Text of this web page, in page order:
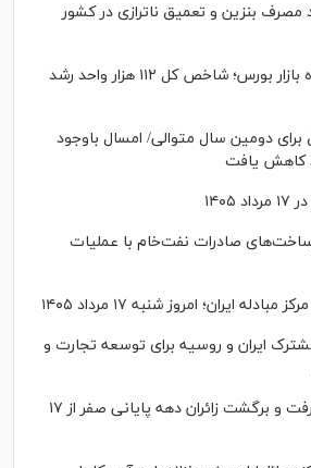
مصرف بنزین و تعمیق ناترازی در کشور
سبزپوشی گسترده بازار بورس؛ شاخص کل ۱۱۲ هزار واحد رشد
دومین سال متوالی/ امسال باوجود
صادرات نفت‌خام با عملیات
ایران؛ امروز شنبه ۱۷ مرداد ۱۴۰۵
ایران و روسیه برای توسعه تجارت و
آغاز فروش بلیت رفت و برگشت زائران دهه پایانی صفر از ۱۷